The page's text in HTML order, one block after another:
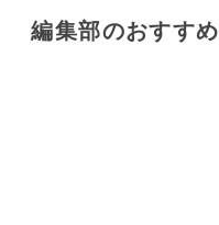
編集部のおすすめ